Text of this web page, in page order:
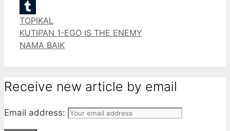
Email
Tumblr
Categories
TOPIKAL
KUTIPAN 1-EGO IS THE ENEMY
NAMA BAIK
Receive new article by email
Email address: